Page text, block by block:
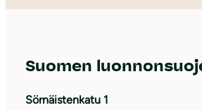
Suomen
Sörnäistenkatu 1